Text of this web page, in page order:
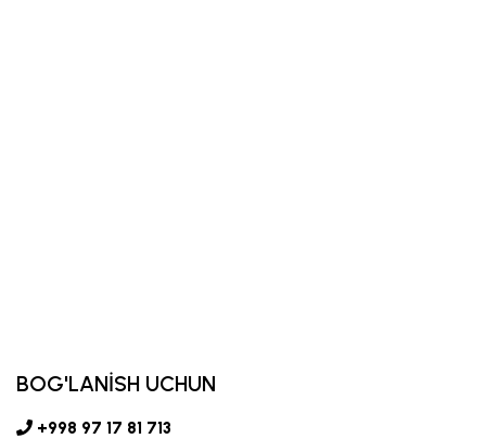
BOG'LANİSH UCHUN
+998 97 17 81 713